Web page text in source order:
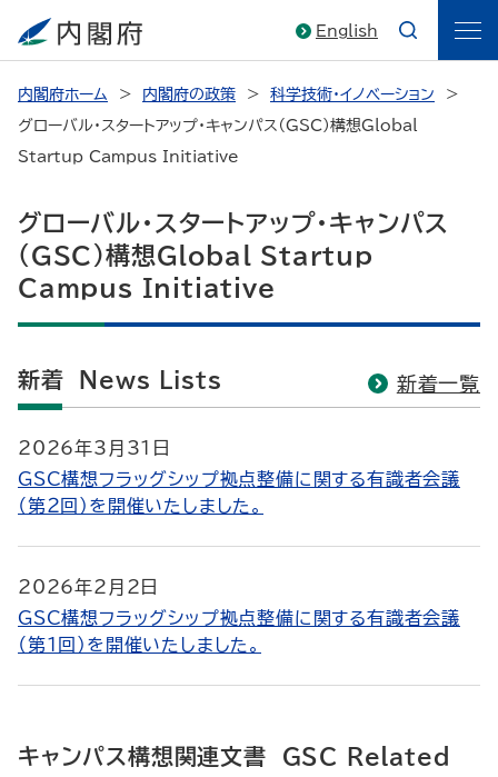
English
内閣府ホーム 内閣府の政策
科学技術・イノベーション
グローバル・スタートアップ・キャンパス（GSC）構想Global
Startup Campus Initiative
グローバル・スタートアップ・キャンパス
（GSC）構想Global Startup
Campus Initiative
新着 News Lists 新着一覧
2026年3月31日
GSC構想フラッグシップ拠点整備に関する有識者会議
（第２回）を開催いたしました。
2026年2月2日
GSC構想フラッグシップ拠点整備に関する有識者会議
（第１回）を開催いたしました。
キャンパス構想関連文書 GSC Related